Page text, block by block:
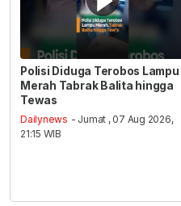
Polisi Diduga Terobos Lampu
Merah Tabrak Balita hingga
Tewas
Dailynews - Jumat , 07 Aug 2026,
21:15 WIB